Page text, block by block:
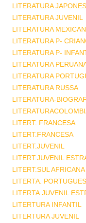
LITERATURA
LITERATURA JUVENIL
LITERATURA
LITERATURA P-
LITERATURA P-
LITERATURA
LITERATURA
LITERATURA RUSSA
LITERATURA-
LITERT. FRANCESA
LITERT.FRANCESA
LITERT.JUVENIL
LITERT.JUVENIL
LITERT.SUL AFRICANA
LITERTA.
LITERTA.JUVENIL
LITERTURA INFANTIL
LITERTURA JUVENIL